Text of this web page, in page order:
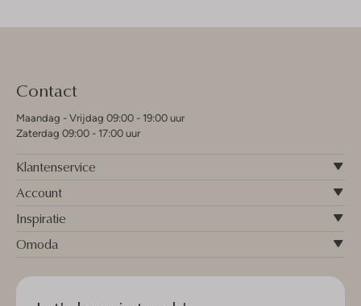
Contact
Maandag - Vrijdag 09:00 - 19:00 uur
Zaterdag 09:00 - 17:00 uur
Klantenservice
Account
Inspiratie
Omoda